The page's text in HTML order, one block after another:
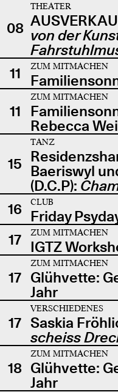
08
THEATER
von der
11
ZUM MITMACHEN
11
ZUM MITMACHEN
Rebecca
15
TANZ
Baeriswyl
(D.C.P):
16
CLUB
Friday
17
ZUM MITMACHEN
IGTZ
17
ZUM MITMACHEN
Glühvette:
Jahr
17
VERSCHIEDENES
Saskia
scheiss
18
ZUM MITMACHEN
Glühvette:
Jahr